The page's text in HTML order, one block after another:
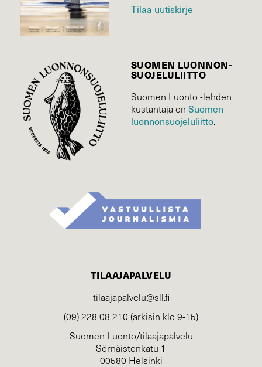
Tilaa uutiskirje
SUOMEN LUONNON­
SUOJELU­LIITTO
Suomen Luonto -lehden
kustantaja on Suomen
luonnonsuojelu­liitto.
TILAAJAPALVELU
tilaajapalvelu@sll.fi
(09) 228 08 210 (arkisin klo 9-15)
Suomen Luonto/tilaajapalvelu
Sörnäistenkatu 1
00580 Helsinki